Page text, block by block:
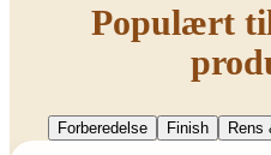
Populært
Forberedelse Finish Rens